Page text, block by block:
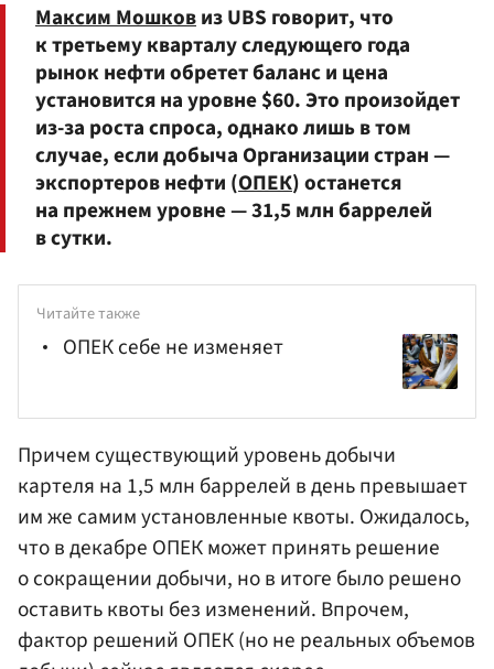
Максим Мошковиз UBS говорит, что
к третьему кварталу следующего года
рынок нефти обретет баланс и цена
установится на уровне $60. Это произойдет
из-за роста спроса, однако лишь в том
случае, если добыча Организации стран —
экспортеров нефти (ОПЕК) останется
на прежнем уровне — 31,5 млн баррелей
в сутки.
Читайте также
ОПЕК себе не изменяет
Причем существующий уровень добычи
картеля на 1,5 млн баррелей в день превышает
им же самим установленные квоты. Ожидалось,
что в декабре ОПЕК может принять решение
о сокращении добычи, но в итоге было решено
оставить квоты без изменений. Впрочем,
фактор решений ОПЕК (но не реальных объемов